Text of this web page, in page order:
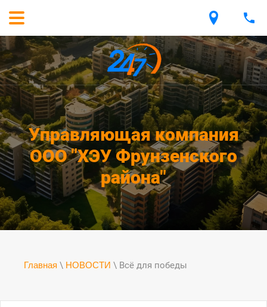
Управляющая компания
ООО "ХЭУ Фрунзенского
района"
Главная \ НОВОСТИ \ Всё для победы